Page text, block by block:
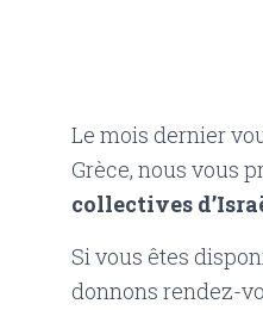
Le mois dernier
Grèce, nous vous
collectives
Si vous êtes
donnons rendez-